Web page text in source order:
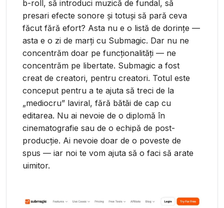
b-roll, să introduci muzică de fundal, să
presari efecte sonore și totuși să pară ceva
făcut fără efort? Asta nu e o listă de dorințe —
asta e o zi de marți cu Submagic. Dar nu ne
concentrăm doar pe funcționalități — ne
concentrăm pe libertate. Submagic a fost
creat de creatori, pentru creatori. Totul este
conceput pentru a te ajuta să treci de la
„mediocru” laviral, fără bătăi de cap cu
editarea. Nu ai nevoie de o diplomă în
cinematografie sau de o echipă de post-
producție. Ai nevoie doar de o poveste de
spus — iar noi te vom ajuta să o faci să arate
uimitor.